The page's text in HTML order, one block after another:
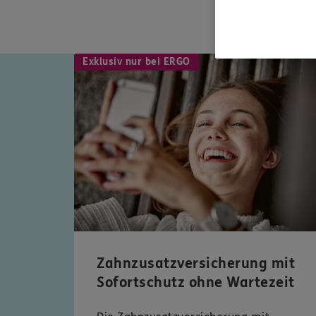
Exklusiv nur bei ERGO
Zahnzusatzversicherung mit
Sofortschutz ohne Wartezeit